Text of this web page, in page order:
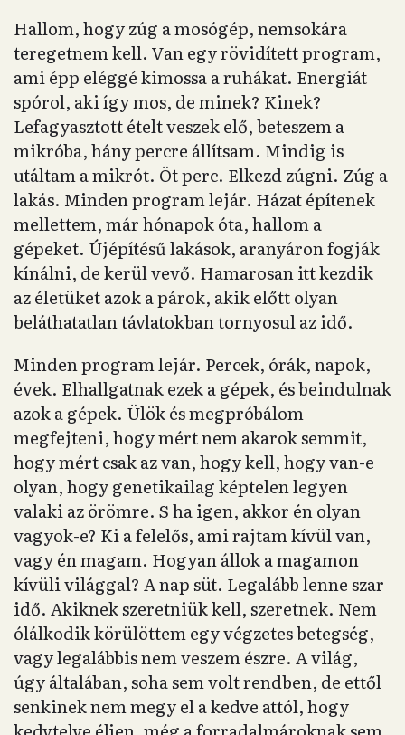
Hallom, hogy zúg a mosógép, nemsokára
teregetnem kell. Van egy rövidített program,
ami épp eléggé kimossa a ruhákat. Energiát
spórol, aki így mos, de minek? Kinek?
Lefagyasztott ételt veszek elő, beteszem a
mikróba, hány percre állítsam. Mindig is
utáltam a mikrót. Öt perc. Elkezd zúgni. Zúg a
lakás. Minden program lejár. Házat építenek
mellettem, már hónapok óta, hallom a
gépeket. Újépítésű lakások, aranyáron fogják
kínálni, de kerül vevő. Hamarosan itt kezdik
az életüket azok a párok, akik előtt olyan
beláthatatlan távlatokban tornyosul az idő.
Minden program lejár. Percek, órák, napok,
évek. Elhallgatnak ezek a gépek, és beindulnak
azok a gépek. Ülök és megpróbálom
megfejteni, hogy mért nem akarok semmit,
hogy mért csak az van, hogy kell, hogy van-e
olyan, hogy genetikailag képtelen legyen
valaki az örömre. S ha igen, akkor én olyan
vagyok-e? Ki a felelős, ami rajtam kívül van,
vagy én magam. Hogyan állok a magamon
kívüli világgal? A nap süt. Legalább lenne szar
idő. Akiknek szeretniük kell, szeretnek. Nem
ólálkodik körülöttem egy végzetes betegség,
vagy legalábbis nem veszem észre. A világ,
úgy általában, soha sem volt rendben, de ettől
senkinek nem megy el a kedve attól, hogy